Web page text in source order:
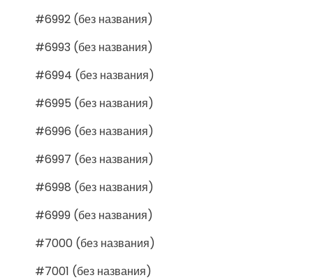
#6992 (без названия)
#6993 (без названия)
#6994 (без названия)
#6995 (без названия)
#6996 (без названия)
#6997 (без названия)
#6998 (без названия)
#6999 (без названия)
#7000 (без названия)
#7001 (без названия)